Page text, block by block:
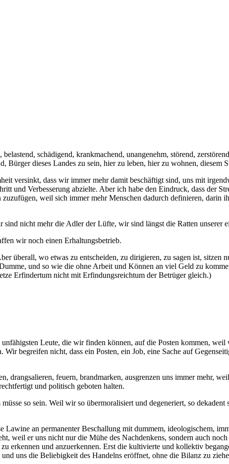
schädigend, krankmachend, unangenehm, störend,
Bürger dieses Landes zu sein, hier zu leben, hier zu wohnen, diesem
versinkt, dass wir immer mehr damit beschäftigt sind, uns mit
und Verbesserung abzielte. Aber ich habe den Eindruck, dass der
weil sich immer mehr Menschen dadurch definieren, darin
nicht mehr die Adler der Lüfte, wir sind längst die Ratten unserer
wir noch einen Erhaltungsbetrieb.
überall, wo etwas zu entscheiden, zu dirigieren, zu sagen ist,
und so wie die ohne Arbeit und Können an viel Geld zu
Erfindertum nicht mit Erfindungsreichtum der Betrüger gleich.)
Leute, die wir finden können, auf die Posten kommen,
begreifen nicht, dass ein Posten, ein Job, eine Sache auf
drangsalieren, feuern, brandmarken, ausgrenzen uns immer mehr,
und politisch geboten halten.
so sein. Weil wir so übermoralisiert und degeneriert, so
an permanenter Beschallung mit dummem, ideologischem,
weil er uns nicht nur die Mühe des Nachdenkens, sondern auch
erkennen und anzuerkennen. Erst die kultivierte und kollektiv
uns die Beliebigkeit des Handelns eröffnet, ohne die Bilanz zu